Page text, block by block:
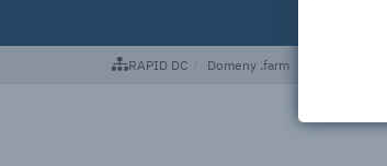
RAPID DC Domeny .farm